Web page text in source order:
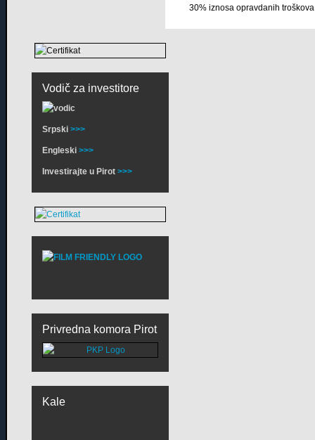
30% iznosa opravdanih
Vodič za investitore
Srpski>>>
Engleski>>>
Investirajte u Pirot>>>
Privredna komora Pirot
Kale